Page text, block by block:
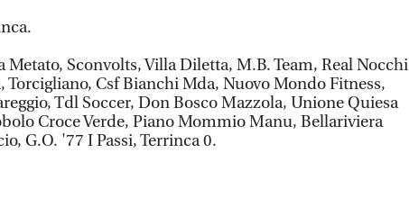
Metato, Sconvolts, Villa Diletta, M.B. Team, Real Nocchi
Torcigliano, Csf Bianchi Mda, Nuovo Mondo Fitness,
Tdl Soccer, Don Bosco Mazzola, Unione Quiesa
Croce Verde, Piano Mommio Manu, Bellariviera
G.O. '77 I Passi, Terrinca 0.